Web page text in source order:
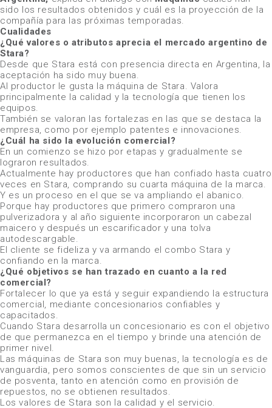
sido los resultados obtenidos y cuál es la proyección de la
compañía para las próximas temporadas.
Cualidades
¿Qué valores o atributos aprecia el mercado argentino de
Stara?
Desde que Stara está con presencia directa en Argentina, la
aceptación ha sido muy buena.
Al productor le gusta la máquina de Stara. Valora
principalmente la calidad y la tecnología que tienen los
equipos.
También se valoran las fortalezas en las que se destaca la
empresa, como por ejemplo patentes e innovaciones.
¿Cuál ha sido la evolución comercial?
En un comienzo se hizo por etapas y gradualmente se
lograron resultados.
Actualmente hay productores que han confiado hasta cuatro
veces en Stara, comprando su cuarta máquina de la marca.
Y es un proceso en el que se va ampliando el abanico.
Porque hay productores que primero compraron una
pulverizadora y al año siguiente incorporaron un cabezal
maicero y después un escarificador y una tolva
autodescargable.
El cliente se fideliza y va armando el combo Stara y
confiando en la marca.
¿Qué objetivos se han trazado en cuanto a la red
comercial?
Fortalecer lo que ya está y seguir expandiendo la estructura
comercial, mediante concesionarios confiables y
capacitados.
Cuando Stara desarrolla un concesionario es con el objetivo
de que permanezca en el tiempo y brinde una atención de
primer nivel.
Las máquinas de Stara son muy buenas, la tecnología es de
vanguardia, pero somos conscientes de que sin un servicio
de posventa, tanto en atención como en provisión de
repuestos, no se obtienen resultados.
Los valores de Stara son la calidad y el servicio.